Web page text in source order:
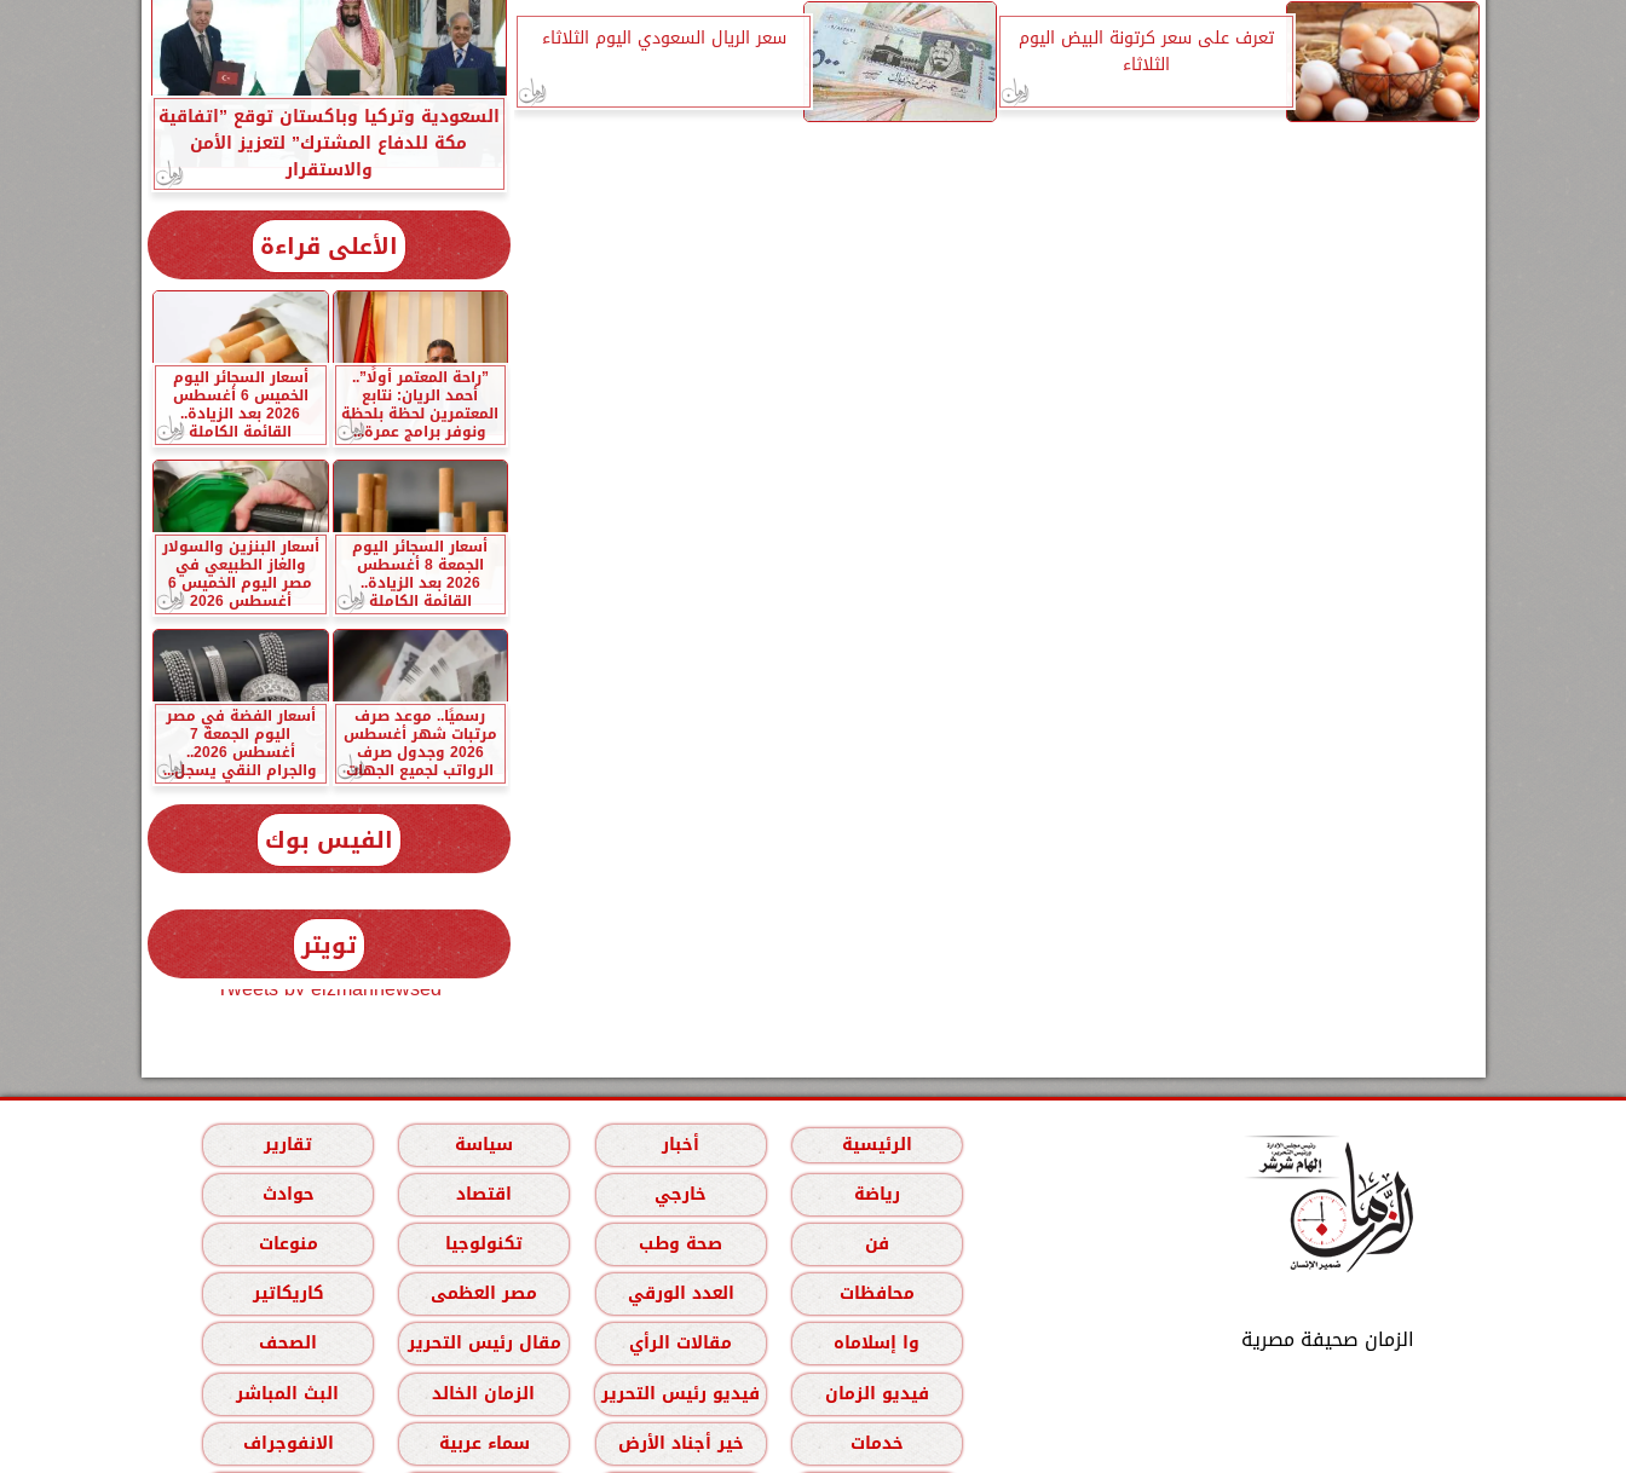
تعرف على سعر كرتونة البيض اليوم
الثلاثاء
سعر الريال السعودي اليوم الثلاثاء
السعودية وتركيا وباكستان توقع ”اتفاقية
مكة للدفاع المشترك” لتعزيز الأمن
والاستقرار
الأعلى قراءة
”راحة المعتمر أولًا”..
أحمد الريان: نتابع
المعتمرين لحظة بلحظة
ونوفر برامج عمرة...
أسعار السجائر اليوم
الخميس 6 أغسطس
2026 بعد الزيادة..
القائمة الكاملة
أسعار السجائر اليوم
الجمعة 8 أغسطس
2026 بعد الزيادة..
القائمة الكاملة
أسعار البنزين والسولار
والغاز الطبيعي في
مصر اليوم الخميس 6
أغسطس 2026
رسميًا.. موعد صرف
مرتبات شهر أغسطس
2026 وجدول صرف
الرواتب لجميع الجهات
أسعار الفضة في مصر
اليوم الجمعة 7
أغسطس 2026..
والجرام النقي يسجل...
الفيس بوك
تويتر
Tweets by elzmannewseg
الزمان صحيفة مصرية
الرئيسية أخبار سياسة
تقارير
رياضة
خارجي اقتصاد
حوادث
فن
صحة وطب تكنولوجيا
منوعات
محافظات
العدد الورقي مصر العظمى
كاريكاتير
وا إسلاماه
مقالات الرأي مقال رئيس التحرير
الصحف
فيديو الزمان
فيديو رئيس التحرير الزمان الخالد
البث المباشر
خدمات
خير أجناد الأرض سماء عربية الانفوجراف